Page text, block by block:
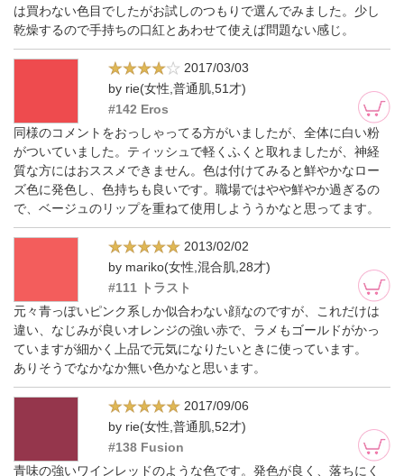
は買わない色目でしたがお試しのつもりで選んでみました。少し
乾燥するので手持ちの口紅とあわせて使えば問題ない感じ。
2017/03/03
by rie(女性,普通肌,51才)
#142 Eros
同様のコメントをおっしゃってる方がいましたが、全体に白い粉
がついていました。ティッシュで軽くふくと取れましたが、神経
質な方にはおススメできません。色は付けてみると鮮やかなロー
ズ色に発色し、色持ちも良いです。職場ではやや鮮やか過ぎるの
で、ベージュのリップを重ねて使用しよううかなと思ってます。
2013/02/02
by mariko(女性,混合肌,28才)
#111 トラスト
元々青っぽいピンク系しか似合わない顔なのですが、これだけは
違い、なじみが良いオレンジの強い赤で、ラメもゴールドがかっ
ていますが細かく上品で元気になりたいときに使っています。
ありそうでなかなか無い色かなと思います。
2017/09/06
by rie(女性,普通肌,52才)
#138 Fusion
青味の強いワインレッドのような色です。発色が良く、落ちにく